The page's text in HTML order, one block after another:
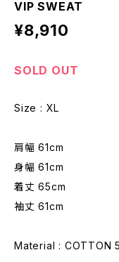
VIP SWEAT
¥8,910
SOLD OUT
Size : XL
肩幅 61cm
身幅 61cm
着丈 65cm
袖丈 61cm
Material : COTTON